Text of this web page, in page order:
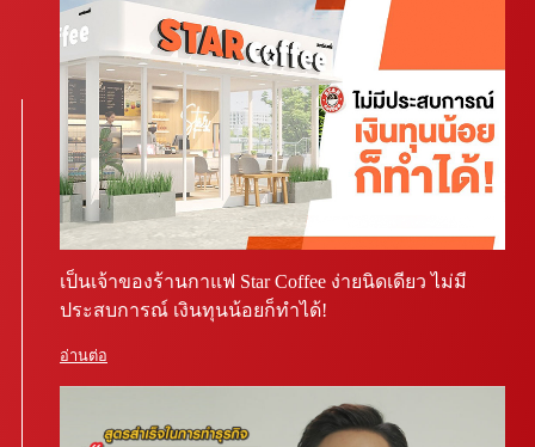
เป็นเจ้าของร้านกาแฟ Star Coffee ง่ายนิดเดียว ไม่มี
ประสบการณ์ เงินทุนน้อยก็ทำได้!
อ่านต่อ